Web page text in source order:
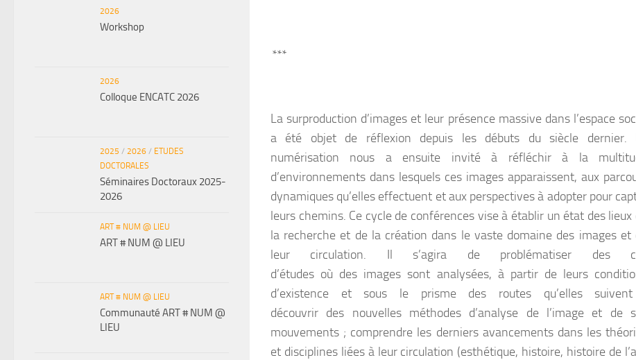
***
La surproduction d’images et leur présence massive dans l’espace
a été objet de réflexion depuis les débuts du siècle dernier.
numérisation nous a ensuite invité à réfléchir à la
d’environnements dans lesquels ces images apparaissent, aux
dynamiques qu’elles effectuent et aux perspectives à adopter pour
leurs chemins. Ce cycle de conférences vise à établir un état des lieux
la recherche et de la création dans le vaste domaine des images et
leur circulation. Il s’agira de problématiser des
d’études où des images sont analysées, à partir de leurs
d’existence et sous le prisme des routes qu’elles
découvrir des nouvelles méthodes d’analyse de l’image et de
mouvements ; comprendre les derniers avancements dans les
et disciplines liées à leur circulation (esthétique, histoire, histoire de
2026
Workshop
2026
Colloque ENCATC 2026
2025 / 2026 / ETUDES
DOCTORALES
Séminaires Doctoraux 2025-
2026
ART # NUM @ LIEU
ART # NUM @ LIEU
ART # NUM @ LIEU
Communauté ART # NUM @
LIEU